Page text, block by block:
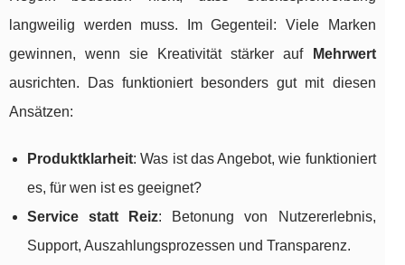
langweilig werden muss. Im Gegenteil: Viele Marken
gewinnen, wenn sie Kreativität stärker auf
Mehrwert
ausrichten. Das funktioniert besonders gut mit diesen
Ansätzen:
Produktklarheit: Was ist das Angebot, wie funktioniert
es, für wen ist es geeignet?
Service statt Reiz: Betonung von Nutzererlebnis,
Support, Auszahlungsprozessen und Transparenz.